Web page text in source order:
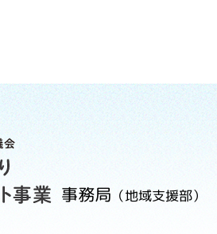
事務局 （地域支援部）